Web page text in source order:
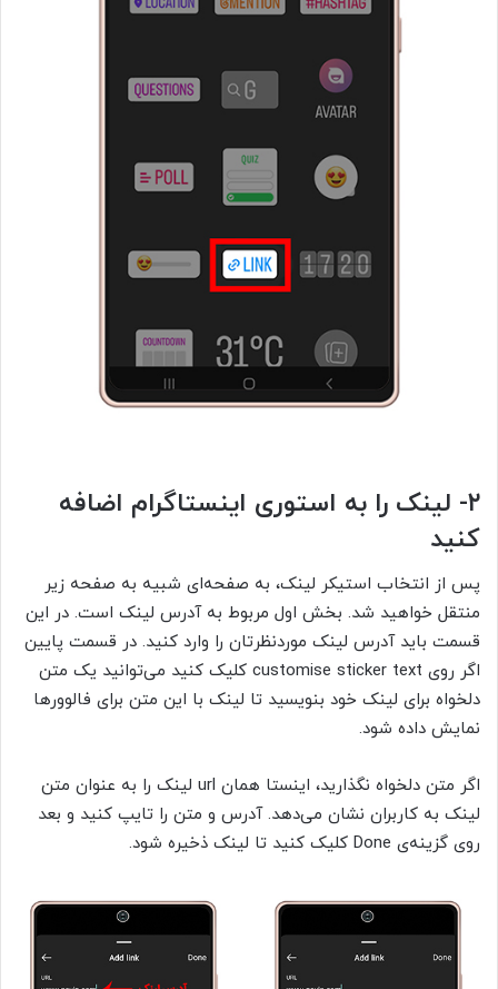
۲- لینک را به استوری اینستاگرام اضافه
کنید
پس از انتخاب استیکر لینک، به صفحه‌ای شبیه به صفحه زیر
منتقل خواهید شد. بخش اول مربوط به آدرس لینک است. در این
قسمت باید آدرس لینک موردنظرتان را وارد کنید. در قسمت پایین‌
اگر روی customise sticker text کلیک کنید می‌توانید یک متن
دلخواه برای لینک خود بنویسید تا لینک با این متن برای فالوورها
نمایش داده شود.
اگر متن دلخواه نگذارید، اینستا همان url لینک را به عنوان متن
لینک به کاربران نشان می‌دهد. آدرس و متن را تایپ کنید و بعد
روی گزینه‌ی Done کلیک کنید تا لینک ذخیره شود.